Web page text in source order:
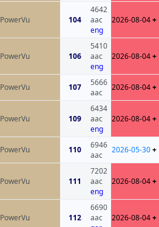
PowerVu 104
4642
aac
eng
2026-08-04+
PowerVu
106
5410
aac
eng
2026-08-04+
PowerVu 107
5666
aac
2026-08-04+
PowerVu 109
6434
aac
eng
2026-08-04+
PowerVu 110
6946
aac
2026-05-30+
PowerVu 111
7202
aac
eng
2026-08-04+
PowerVu
112
6690
aac
2026-08-04+